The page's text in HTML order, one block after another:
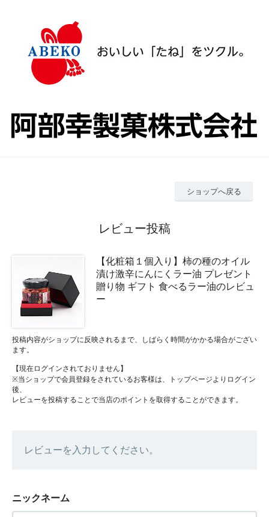
ショップへ戻る
レビュー投稿
【化粧箱１個入り】柿の種のオイル
漬け激辛にんにくラー油 プレゼント
贈り物 ギフト 食べるラー油のレビュ
ー
投稿内容がショップに反映されるまで、しばらく時間がかかる場合がござい
ます。
【現在ログインされておりません】
※当ショップで会員登録をされているお客様は、トップページよりログイン
後、
レビューを投稿することで当店のポイントを取得することができます。
レビューを入力してください。
ニックネーム